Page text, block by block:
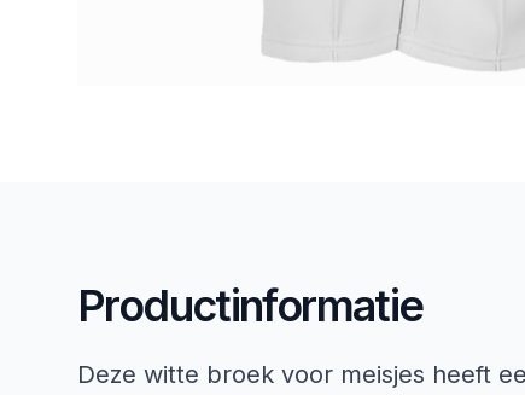
Productinformatie
Deze witte broek voor meisjes heeft